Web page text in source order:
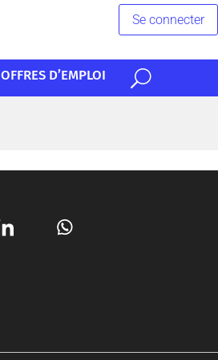
Se connecter
OFFRES D’EMPLOI